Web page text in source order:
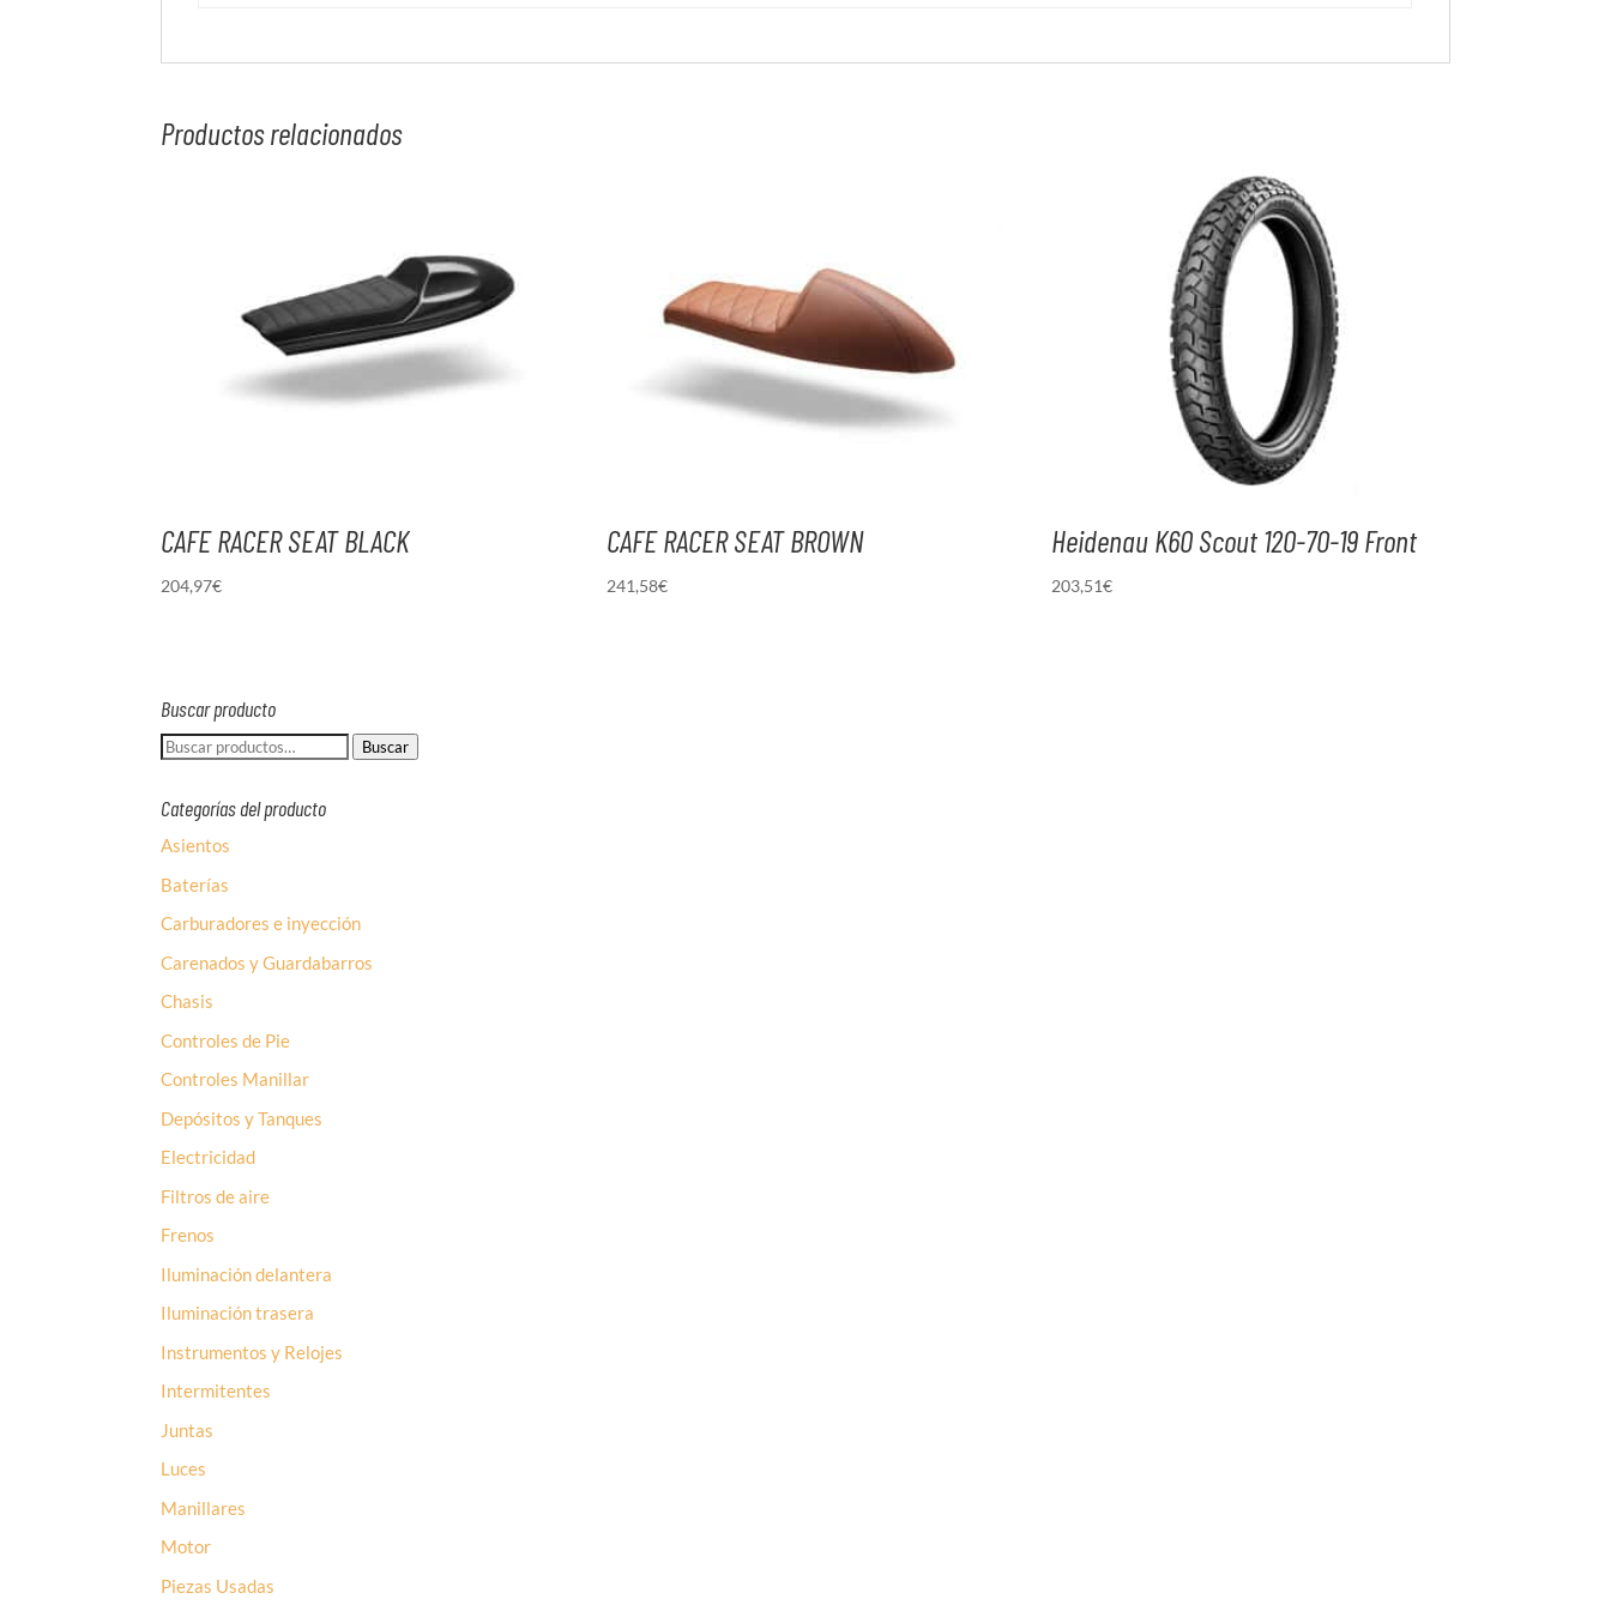
Productos relacionados
CAFE RACER SEAT BLACK
204,97€
CAFE RACER SEAT BROWN
241,58€
Heidenau K60 Scout 120-70-19 Front
203,51€
Buscar producto
Buscar
Buscar
Categorías del producto
Asientos
Baterías
Carburadores e inyección
Carenados y Guardabarros
Chasis
Controles de Pie
Controles Manillar
Depósitos y Tanques
Electricidad
Filtros de aire
Frenos
Iluminación delantera
Iluminación trasera
Instrumentos y Relojes
Intermitentes
Juntas
Luces
Manillares
Motor
Piezas Usadas